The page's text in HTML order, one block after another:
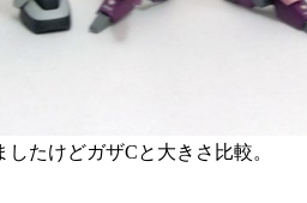
たけどガザCと大きさ比較。